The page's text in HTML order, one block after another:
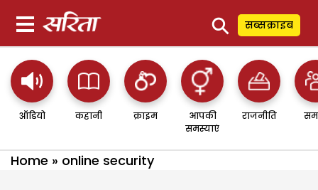
⚲ सब्सक्राइब
ऑडियो कहानी क्राइम
आपकी
समस्याएं
राजनीति
Home » online security